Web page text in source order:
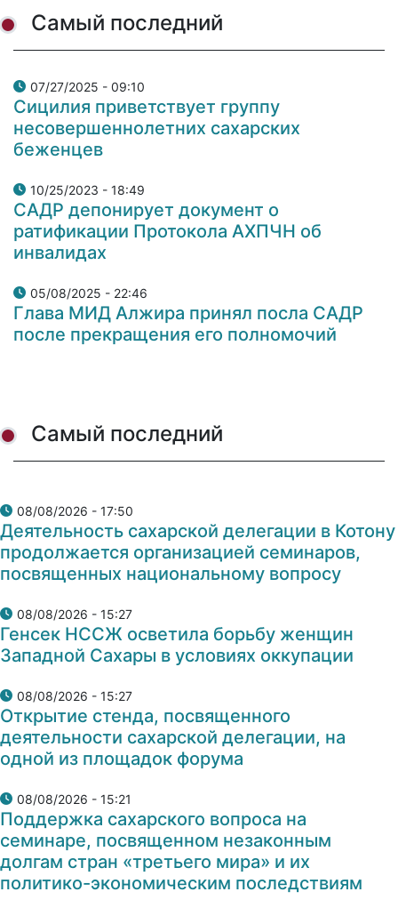
Самый последний
07/27/2025 - 09:10
Сицилия приветствует группу
несовершеннолетних сахарских
беженцев
10/25/2023 - 18:49
САДР депонирует документ о
ратификации Протокола АХПЧН об
инвалидах
05/08/2025 - 22:46
Глава МИД Алжира принял посла САДР
после прекращения его полномочий
Самый последний
08/08/2026 - 17:50
Деятельность сахарской делегации в Котону
продолжается организацией семинаров,
посвященных национальному вопросу
08/08/2026 - 15:27
Генсек НССЖ осветила борьбу женщин
Западной Сахары в условиях оккупации
08/08/2026 - 15:27
Открытие стенда, посвященного
деятельности сахарской делегации, на
одной из площадок форума
08/08/2026 - 15:21
Поддержка сахарского вопроса на
семинаре, посвященном незаконным
долгам стран «третьего мира» и их
политико-экономическим последствиям